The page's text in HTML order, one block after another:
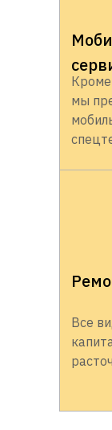
Кроме
мы
Все